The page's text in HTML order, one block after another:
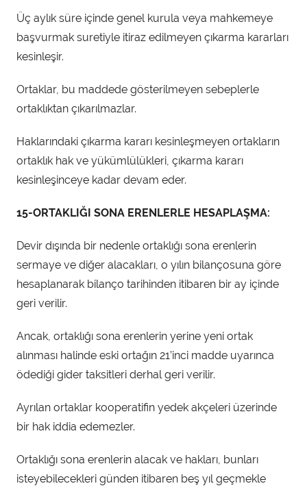
Üç aylık süre içinde genel kurula veya mahkemeye
başvurmak suretiyle itiraz edilmeyen çıkarma kararları
kesinleşir.
Ortaklar, bu maddede gösterilmeyen sebeplerle
ortaklıktan çıkarılmazlar.
Haklarındaki çıkarma kararı kesinleşmeyen ortakların
ortaklık hak ve yükümlülükleri, çıkarma kararı
kesinleşinceye kadar devam eder.
15-ORTAKLIĞI SONA ERENLERLE HESAPLAŞMA:
Devir dışında bir nedenle ortaklığı sona erenlerin
sermaye ve diğer alacakları, o yılın bilançosuna göre
hesaplanarak bilanço tarihinden itibaren bir ay içinde
geri verilir.
Ancak, ortaklığı sona erenlerin yerine yeni ortak
alınması halinde eski ortağın 21’inci madde uyarınca
ödediği gider taksitleri derhal geri verilir.
Ayrılan ortaklar kooperatifin yedek akçeleri üzerinde
bir hak iddia edemezler.
Ortaklığı sona erenlerin alacak ve hakları, bunları
isteyebilecekleri günden itibaren beş yıl geçmekle